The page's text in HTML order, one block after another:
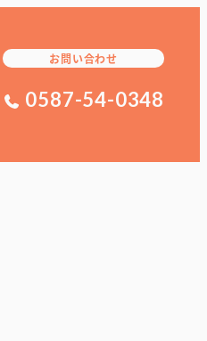
お問い合わせ
0587-54-0348